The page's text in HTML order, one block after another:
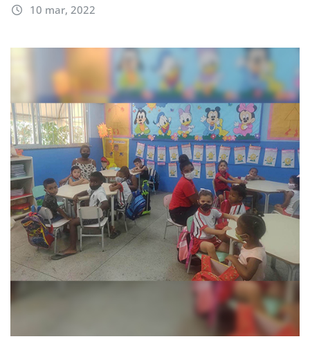
10 mar, 2022